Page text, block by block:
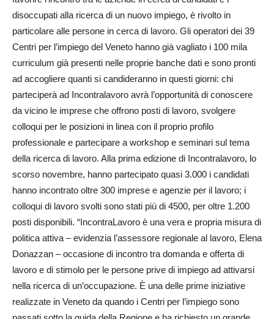
disoccupati alla ricerca di un nuovo impiego, è rivolto in
particolare alle persone in cerca di lavoro. Gli operatori dei 39
Centri per l’impiego del Veneto hanno già vagliato i 100 mila
curriculum già presenti nelle proprie banche dati e sono pronti
ad accogliere quanti si candideranno in questi giorni: chi
parteciperà ad Incontralavoro avrà l’opportunità di conoscere
da vicino le imprese che offrono posti di lavoro, svolgere
colloqui per le posizioni in linea con il proprio profilo
professionale e partecipare a workshop e seminari sul tema
della ricerca di lavoro. Alla prima edizione di Incontralavoro, lo
scorso novembre, hanno partecipato quasi 3.000 i candidati
hanno incontrato oltre 300 imprese e agenzie per il lavoro; i
colloqui di lavoro svolti sono stati più di 4500, per oltre 1.200
posti disponibili. “Incontra­Lavoro è una vera e propria misura di
politica attiva – evidenzia l’assessore regionale al lavoro, Elena
Donazzan – occasione di incontro tra domanda e offerta di
lavoro e di stimolo per le persone prive di impiego ad attivarsi
nella ricerca di un’occupazione. È una delle prime iniziative
realizzate in Veneto da quando i Centri per l’impiego sono